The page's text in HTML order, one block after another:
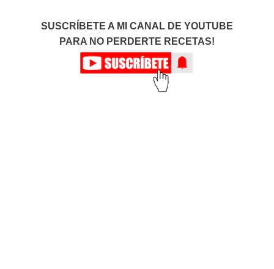
SUSCRÍBETE A MI CANAL DE YOUTUBE
PARA NO PERDERTE RECETAS!